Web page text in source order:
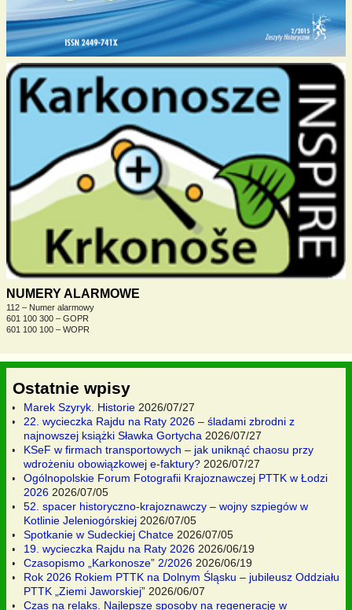
NUMERY ALARMOWE
112 – Numer alarmowy
601 100 300 – GOPR
601 100 100 – WOPR
Ostatnie wpisy
Marek Szyryk. Historie 2026/07/27
22. wycieczka Rajdu na Raty 2026 – śladami zbrodni z
najnowszej książki Sławka Gortycha 2026/07/27
KSeF w firmach transportowych – jak uniknąć chaosu przy
wdrożeniu obowiązkowej e-faktury? 2026/07/27
Ogólnopolskie Forum Fotografii Krajoznawczej PTTK w Łodzi
2026 2026/07/05
52. spacer historyczno-krajoznawczy – wojny szpiegów w
Kotlinie Jeleniogórskiej 2026/07/05
Spotkanie w Sudeckiej Chatce 2026/07/05
19. wycieczka Rajdu na Raty 2026 2026/06/19
Czasopismo „Karkonosze” 2/2026 2026/06/19
Rok 2026 Rokiem PTTK na Dolnym Śląsku – jubileusz Oddziału
PTTK „Ziemi Jaworskiej” 2026/06/07
Czas na relaks. Najlepsze sposoby na regenerację w